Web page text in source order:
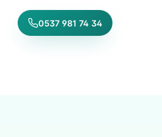
0537 981 74 34